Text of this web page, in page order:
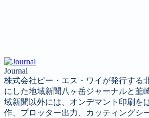
Journal
株式会社ピー・エス・ワイが発行する
にした地域新聞八ヶ岳ジャーナルと韮
域新聞以外には、オンデマント印刷を
作、プロッター出力、カッティングシ